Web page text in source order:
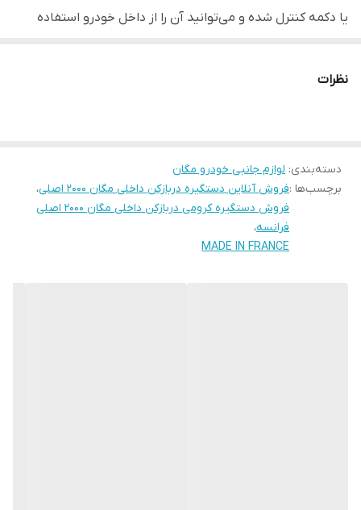
یا دکمه کنترل شده و می‌توانید آن را از داخل خودرو استفاده
باشید.
نظرات
دسته‌بندی: لوازم جانبی خودرو مگان
برچسب‌ها :فروش آنلاین دستگیره دربازکن داخلی مگان 2000 اصلی
،
فروش دستگیره کرومی دربازکن داخلی مگان 2000 اصلی
فرانسه،
MADE IN FRANCE